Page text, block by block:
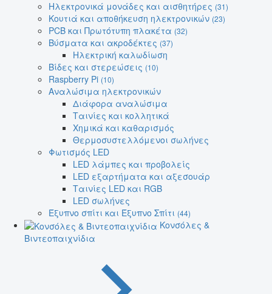
Ηλεκτρονικά μονάδες και αισθητήρες (31)
Κουτιά και αποθήκευση ηλεκτρονικών (23)
PCB και Πρωτότυπη πλακέτα (32)
Βύσματα και ακροδέκτες (37)
Ηλεκτρική καλωδίωση
Βίδες και στερεώσεις (10)
Raspberry Pi (10)
Αναλώσιμα ηλεκτρονικών
Διάφορα αναλώσιμα
Ταινίες και κολλητικά
Χημικά και καθαρισμός
Θερμοσυστελλόμενοι σωλήνες
Φωτισμός LED
LED λάμπες και προβολείς
LED εξαρτήματα και αξεσουάρ
Ταινίες LED και RGB
LED σωλήνες
Έξυπνο σπίτι και Έξυπνο Σπίτι (44)
Κονσόλες &
Βιντεοπαιχνίδια